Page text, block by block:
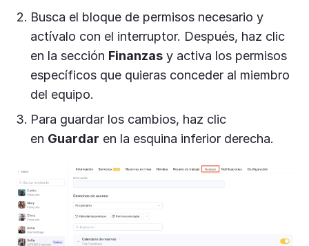
Busca el bloque de permisos necesario y
actívalo con el interruptor. Después, haz clic
en la sección Finanzas y activa los permisos
específicos que quieras conceder al miembro
del equipo.
Para guardar los cambios, haz clic
en Guardar en la esquina inferior derecha.